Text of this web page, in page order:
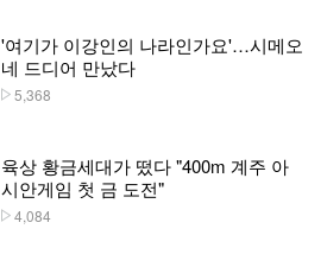
'여기가 이강인의 나라인가요'…시메오
네 드디어 만났다
5,368
육상 황금세대가 떴다 "400m 계주 아
시안게임 첫 금 도전"
4,084